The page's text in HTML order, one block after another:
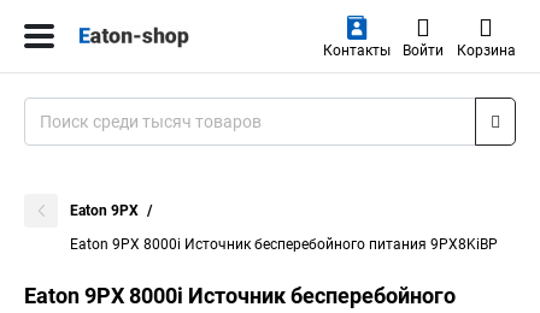
Контакты Войти Корзина
Eaton 9PX
Eaton 9PX 8000i Источник бесперебойного питания 9PX8KiBP
Eaton 9PX 8000i Источник бесперебойного